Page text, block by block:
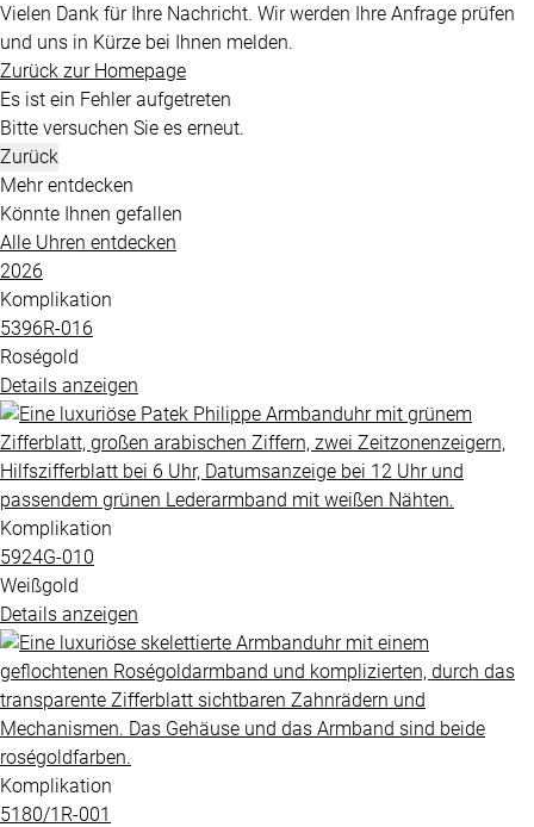
Vielen Dank für Ihre Nachricht. Wir werden Ihre Anfrage prüfen
und uns in Kürze bei Ihnen melden.
Zurück zur Homepage
Es ist ein Fehler aufgetreten
Bitte versuchen Sie es erneut.
Zurück
Mehr entdecken
Könnte Ihnen gefallen
Alle Uhren entdecken
2026
Komplikation
5396R​-016
Roségold
Details anzeigen
Komplikation
5924G​-010
Weißgold
Details anzeigen
Komplikation
5180​/1R​-001